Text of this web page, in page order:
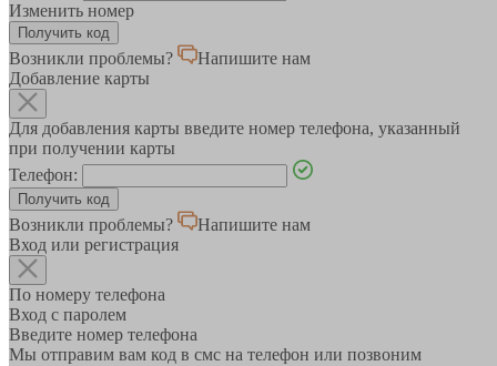
Изменить номер
Возникли проблемы?
Напишите нам
Добавление карты
Для добавления карты введите номер телефона, указанный
при получении карты
Телефон:
Возникли проблемы?
Напишите нам
Вход или регистрация
По номеру телефона
Вход с паролем
Введите номер телефона
Мы отправим вам код в смс на телефон или позвоним